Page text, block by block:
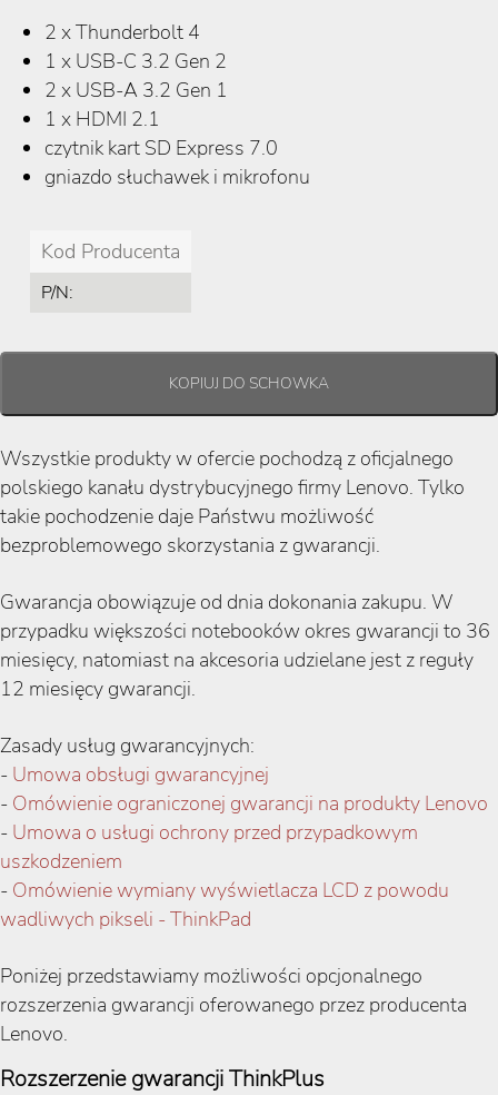
2 x Thunderbolt 4
1 x USB-C 3.2 Gen 2
2 x USB-A 3.2 Gen 1
1 x HDMI 2.1
czytnik kart SD Express 7.0
gniazdo słuchawek i mikrofonu
Kod Producenta
P/N:
Wszystkie produkty w ofercie pochodzą z oficjalnego
polskiego kanału dystrybucyjnego firmy Lenovo. Tylko
takie pochodzenie daje Państwu możliwość
bezproblemowego skorzystania z gwarancji.
Gwarancja obowiązuje od dnia dokonania zakupu. W
przypadku większości notebooków okres gwarancji to 36
miesięcy, natomiast na akcesoria udzielane jest z reguły
12 miesięcy gwarancji.
Zasady usług gwarancyjnych:
- Umowa obsługi gwarancyjnej
- Omówienie ograniczonej gwarancji na produkty Lenovo
- Umowa o usługi ochrony przed przypadkowym
uszkodzeniem
- Omówienie wymiany wyświetlacza LCD z powodu
wadliwych pikseli - ThinkPad
Poniżej przedstawiamy możliwości opcjonalnego
rozszerzenia gwarancji oferowanego przez producenta
Lenovo.
Rozszerzenie gwarancji ThinkPlus